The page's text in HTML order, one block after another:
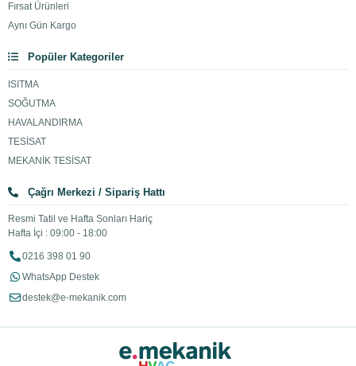
Fırsat Ürünleri
Aynı Gün Kargo
Popüler Kategoriler
ISITMA
SOĞUTMA
HAVALANDIRMA
TESİSAT
MEKANİK TESİSAT
Çağrı Merkezi / Sipariş Hattı
Resmi Tatil ve Hafta Sonları Hariç
Hafta İçi : 09:00 - 18:00
0216 398 01 90
WhatsApp Destek
destek@e-mekanik.com